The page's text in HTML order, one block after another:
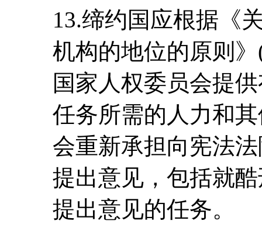
13.缔约国应根据《
机构的地位的原则
国家人权委员会提
任务所需的人力和
会重新承担向宪法
提出意见，包括就
提出意见的任务。